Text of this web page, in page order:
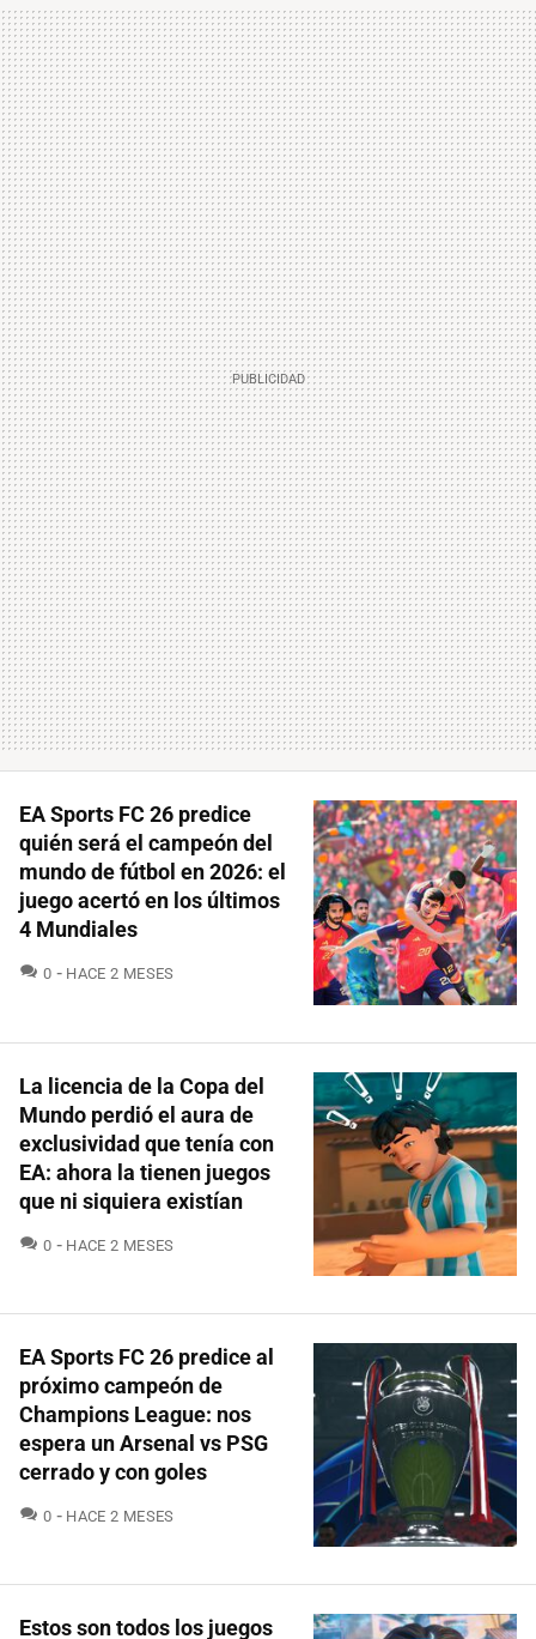
EA Sports FC 26 predice
quién será el campeón del
mundo de fútbol en 2026: el
juego acertó en los últimos
4 Mundiales
0 COMENTARIOS
HACE 2 MESES
La licencia de la Copa del
Mundo perdió el aura de
exclusividad que tenía con
EA: ahora la tienen juegos
que ni siquiera existían
0 COMENTARIOS
HACE 2 MESES
EA Sports FC 26 predice al
próximo campeón de
Champions League: nos
espera un Arsenal vs PSG
cerrado y con goles
0 COMENTARIOS
HACE 2 MESES
Estos son todos los juegos